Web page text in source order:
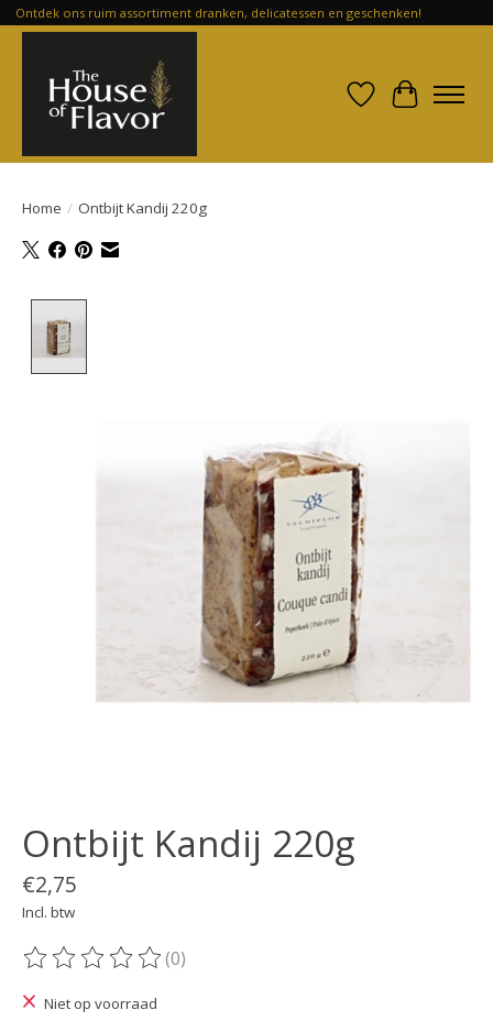
Ontdek ons ruim assortiment dranken, delicatessen en geschenken!
Verlanglijst
Home / Ontbijt Kandij 220g
Ontbijt Kandij 220g
€2,75
Incl. btw
De beoordeling van dit product is
(0)
Niet op voorraad